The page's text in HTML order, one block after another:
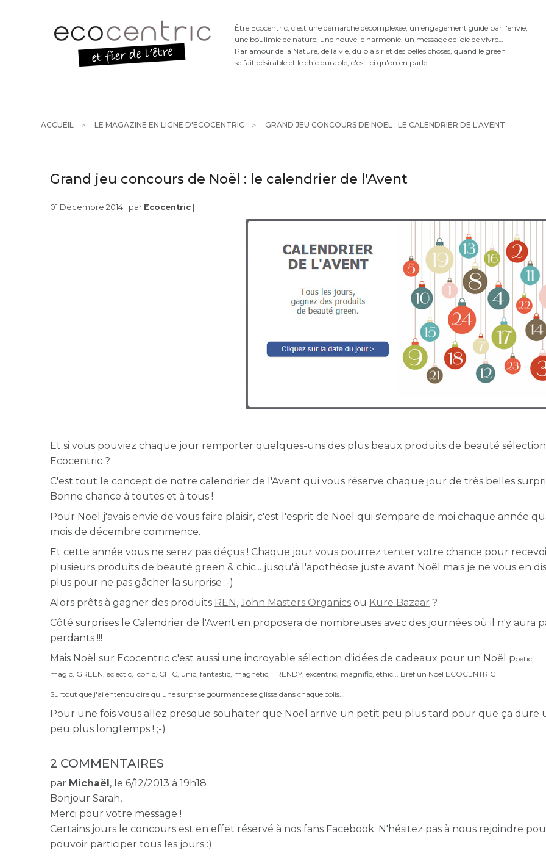
Être Ecocentric, c'est une démarche décomplexée, un engagement guidé par l'envie,
une boulimie de nature, une nouvelle harmonie, un message de joie de vivre
Par amour de la Nature, de la vie, du plaisir et des belles choses, quand le green
se fait désirable et le chic durable, c'est ici qu'on en parle.
ACCUEIL LE MAGAZINE EN LIGNE D'ECOCENTRIC GRAND JEU CONCOURS DE NOËL : LE CALENDRIER DE L'AVENT
Grand jeu concours de Noël : le calendrier de l'Avent
01 Décembre 2014 | par Ecocentric
Et si vous pouviez chaque jour remporter quelques-uns des plus beaux produits de beauté
Ecocentric ?
C'est tout le concept de notre calendrier de l'Avent qui vous réserve chaque jour de très belles
Bonne chance à toutes et à tous !
Pour Noël j'avais envie de vous faire plaisir, c'est l'esprit de Noël qui s'empare de moi chaque année
mois de décembre commence.
Et cette année vous ne serez pas déçus ! Chaque jour vous pourrez tenter votre chance pour
plusieurs produits de beauté green & chic... jusqu'à l'apothéose juste avant Noël mais je ne vous en
plus pour ne pas gâcher la surprise :-)
Alors prêts à gagner des produits REN ,John Masters Organics ou Kure Bazaar ?
Côté surprises le Calendrier de l'Avent en proposera de nombreuses avec des journées où il n'y aura
perdants !!!
Mais Noël sur Ecocentric c'est aussi une incroyable sélection d'idées de cadeaux pour un Noël poétic,
magic, GREEN, éclectic, iconic, CHIC, unic,fantastic, magnétic,TRENDY, excentric, magnific, éthic... Bref un Noël ECOCENTRIC !
Surtout que j'ai entendu dire qu'une surprise gourmande se glisse dans chaque colis...
Pour une fois vous allez presque souhaiter que Noël arrive un petit peu plus tard pour que ça dure
peu plus longtemps ! ;-)
2 COMMENTAIRES
par Michaël , le 6/12/2013 à 19h18
Bonjour Sarah,
Merci pour votre message !
Certains jours le concours est en effet réservé à nos fans Facebook. N'hésitez pas à nous rejoindre
pouvoir participer tous les jours :)